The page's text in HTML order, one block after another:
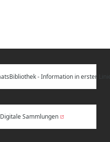
Digitale Sammlungen